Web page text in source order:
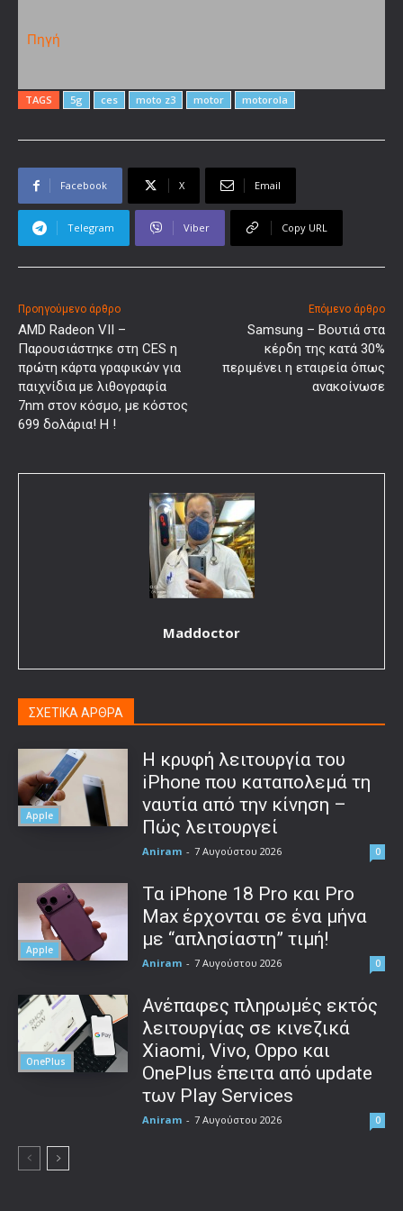
Πηγή
TAGS 5g ces moto z3 motor motorola
Facebook X Email
Telegram Viber Copy URL
Προηγούμενο άρθρο
AMD Radeon VII –
Παρουσιάστηκε στη CES η
πρώτη κάρτα γραφικών για
παιχνίδια με λιθογραφία
7nm στον κόσμο, με κόστος
699 δολάρια! Η !
Επόμενο άρθρο
Samsung – Βουτιά στα
κέρδη της κατά 30%
περιμένει η εταιρεία όπως
ανακοίνωσε
Maddoctor
ΣΧΕΤΙΚΑ ΑΡΘΡΑ
Apple
Η κρυφή λειτουργία του
iPhone που καταπολεμά τη
ναυτία από την κίνηση –
Πώς λειτουργεί
Aniram - 7 Αυγούστου 2026 0
Apple
Τα iPhone 18 Pro και Pro
Max έρχονται σε ένα μήνα
με “απλησίαστη” τιμή!
Aniram - 7 Αυγούστου 2026 0
OnePlus
Ανέπαφες πληρωμές εκτός
λειτουργίας σε κινεζικά
Xiaomi, Vivo, Oppo και
OnePlus έπειτα από update
των Play Services
Aniram - 7 Αυγούστου 2026 0